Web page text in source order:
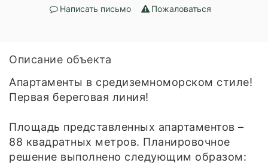
Написать письмо Пожаловаться
Описание объекта
Апартаменты в средиземноморском стиле!
Первая береговая линия!
Площадь представленных апартаментов –
88 квадратных метров. Планировочное
решение выполнено следующим образом: